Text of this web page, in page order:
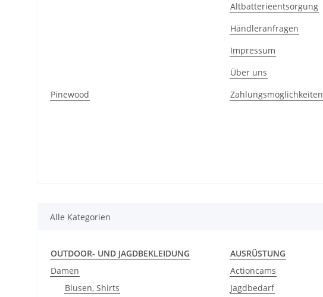
Altbatterieentsorgung
Händleranfragen
Impressum
Über uns
Pinewood Zahlungsmöglichkeiten
Alle Kategorien
OUTDOOR- UND JAGDBEKLEIDUNG
Damen
Blusen, Shirts
AUSRÜSTUNG
Actioncams
Jagdbedarf